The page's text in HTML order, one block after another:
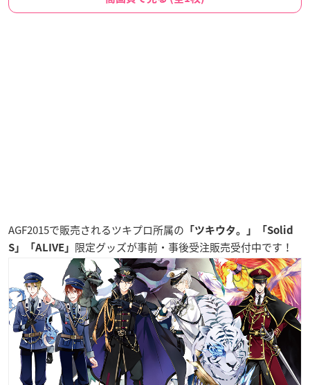
AGF2015で販売されるツキプロ所属の 「ツキウタ。」「Solid
S」「ALIVE」 限定グッズが事前・事後受注販売受付中です！